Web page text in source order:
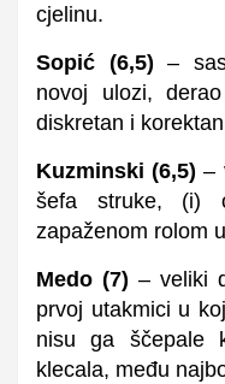
cjelinu.
Sopić (6,5) –
novoj ulozi,
diskretan i
Kuzminski(6,5) –
šefa struke, (i)
zapaženom rolom
Medo (7) – veliki
prvoj utakmici u
nisu ga ščepale
klecala, među